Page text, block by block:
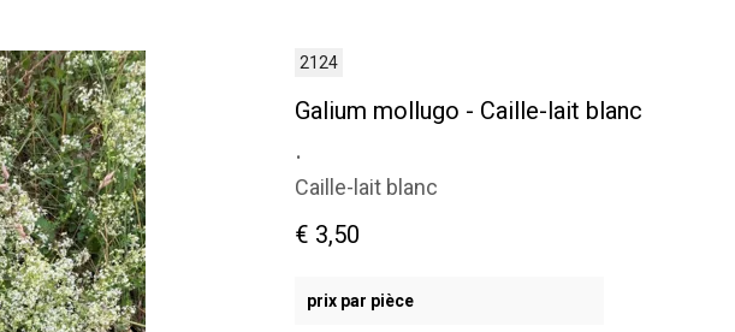
2124
Galium mollugo - Caille-lait blanc
.
Caille-lait blanc
€ 3,50
prix par pièce